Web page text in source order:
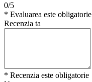
0/5
* Evaluarea este obligatorie
Recenzia ta
* Recenzia este obligatorie